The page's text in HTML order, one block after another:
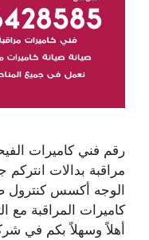
رقم فني كاميرات
مراقبة بدالات
الوجه أكسس كنترول
كاميرات المراقبة مع
أهلاً وسهلاً بكم في